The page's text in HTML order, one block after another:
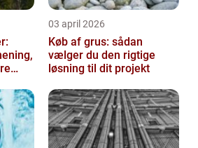
03 april 2026
Køb af grus: sådan
vælger du den rigtige
løsning til dit projekt